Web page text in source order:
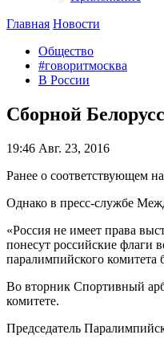
Главная Новости
Общество
#говоритмосква
В России
Сборной
19:46 Авг. 23, 2016
Ранее о соответствующем
Однако в пресс-службе
«Россия не имеет права
понесут российские флаги
паралимпийского комитета
Во вторник Спортивный
комитете.
Председатель